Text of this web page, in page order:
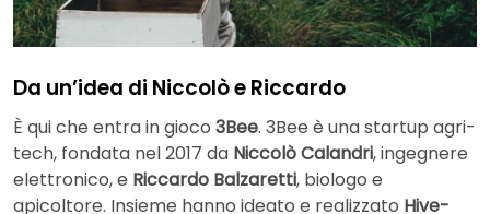
Da un’idea di Niccolò e Riccardo
È qui che entra in gioco 3Bee. 3Bee è una startup agri-
tech, fondata nel 2017 da Niccolò Calandri, ingegnere
elettronico, e Riccardo Balzaretti, biologo e
apicoltore. Insieme hanno ideato e realizzato Hive-